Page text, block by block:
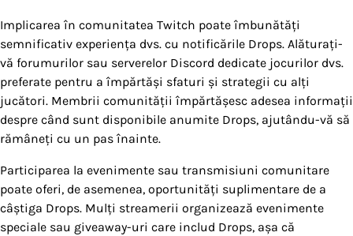
Implicarea în comunitatea Twitch poate îmbunătăți
semnificativ experiența dvs. cu notificările Drops. Alăturați-
vă forumurilor sau serverelor Discord dedicate jocurilor dvs.
preferate pentru a împărtăși sfaturi și strategii cu alți
jucători. Membrii comunității împărtășesc adesea informații
despre când sunt disponibile anumite Drops, ajutându-vă să
rămâneți cu un pas înainte.
Participarea la evenimente sau transmisiuni comunitare
poate oferi, de asemenea, oportunități suplimentare de a
câștiga Drops. Mulți streamerii organizează evenimente
speciale sau giveaway-uri care includ Drops, așa că